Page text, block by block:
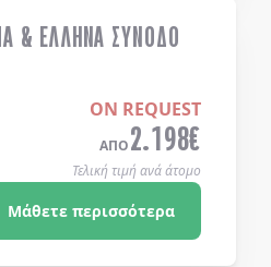
& ΕΛΛΗΝΑ ΣΥΝΟΔΟ
ON REQUEST
ΑΠΟ2.198€
Τελική τιμή ανά άτομο
Μάθετε περισσότερα